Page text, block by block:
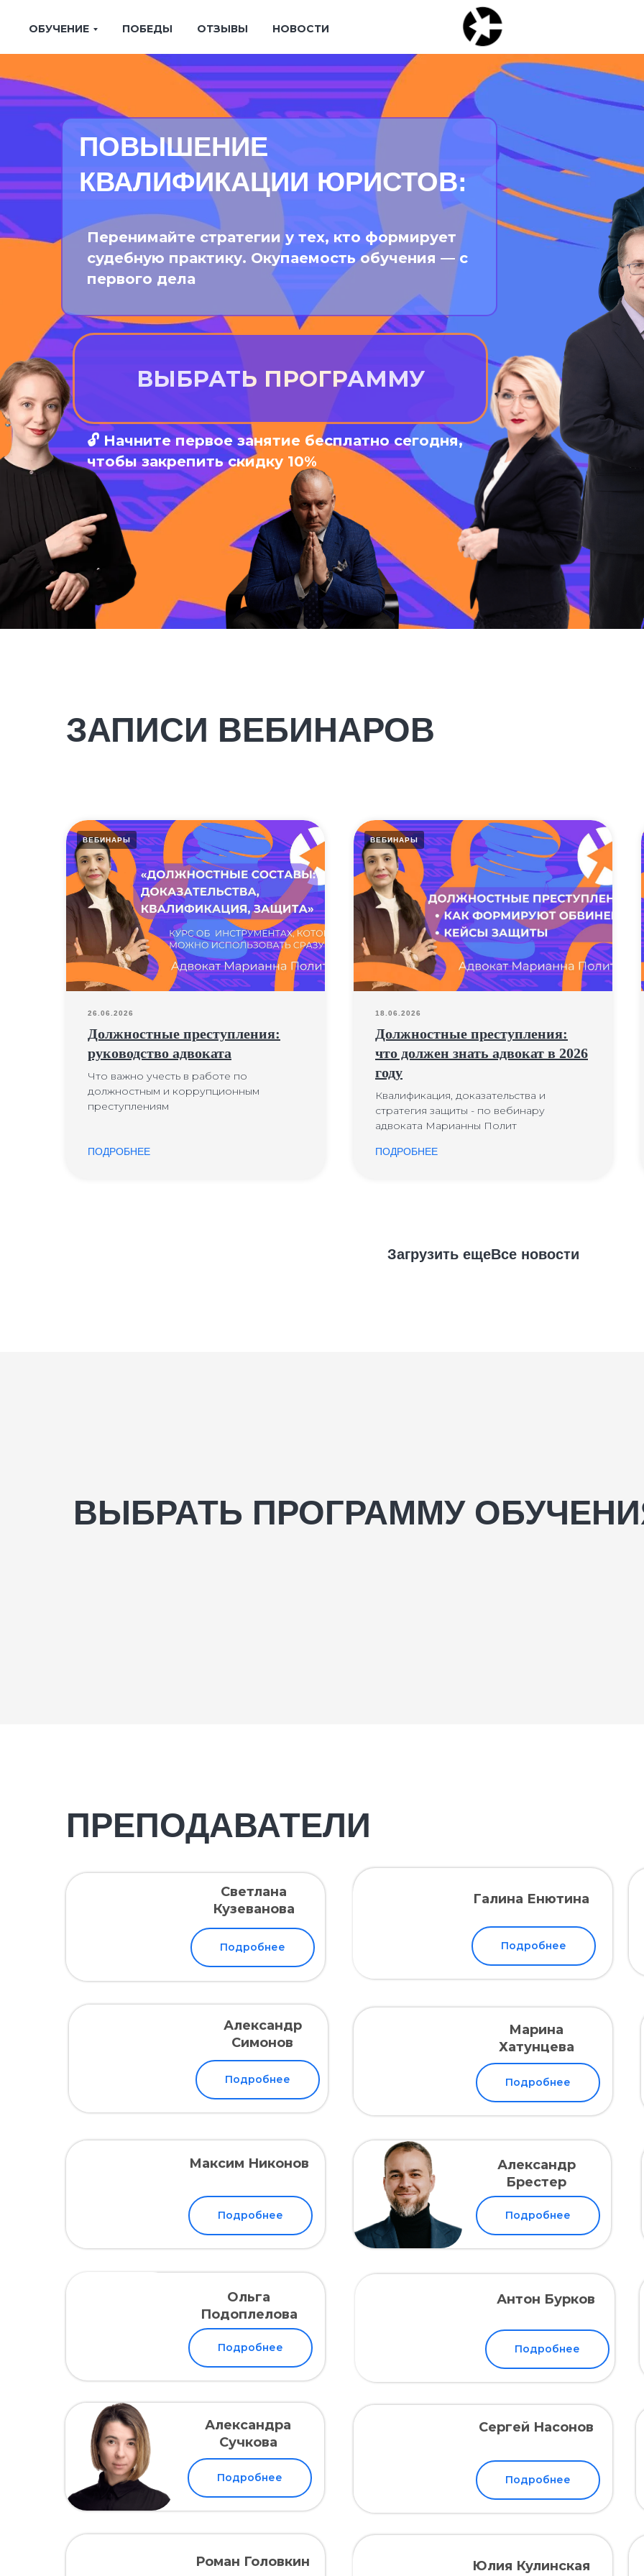
ОБУЧЕНИЕ ПОБЕДЫ ОТЗЫВЫ НОВОСТИ
ВЫБРАТЬ ПРОГРАММУ
ПОВЫШЕНИЕ
КВАЛИФИКАЦИИ ЮРИСТОВ:
Перенимайте стратегии у тех, кто формирует
судебную практику. Окупаемость обучения — с
первого дела
🔓 Начните первое занятие бесплатно сегодня,
чтобы закрепить скидку 10%
ЗАПИСИ ВЕБИНАРОВ
ВЕБИНАРЫ
26.06.2026
Должностные преступления:
руководство адвоката
Что важно учесть в работе по
должностным и коррупционным
преступлениям
ПОДРОБНЕЕ
ВЕБИНАРЫ
18.06.2026
Должностные преступления:
что должен знать адвокат в 2026
году
Квалификация, доказательства и
стратегия защиты - по вебинару
адвоката Марианны Полит
ПОДРОБНЕЕ
Загрузить ещеВсе новости
ВЫБРАТЬ ПРОГРАММУ
ПРЕПОДАВАТЕЛИ
Подробнее
Подробнее
Подробнее
Подробнее
Подробнее
Подробнее
Антон Бурков
Ольга
Подоплелова
Марина
Хатунцева
Александр
Брестер
Александра
Сучкова
Максим Никонов
Юлия Кулинская
Подробнее
Александр
Симонов
Подробнее
Светлана
Кузеванова
Подробнее
Сергей Насонов
Роман Головкин
Подробнее
Галина Енютина